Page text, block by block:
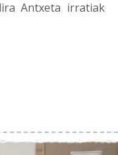
Antxeta irratiak